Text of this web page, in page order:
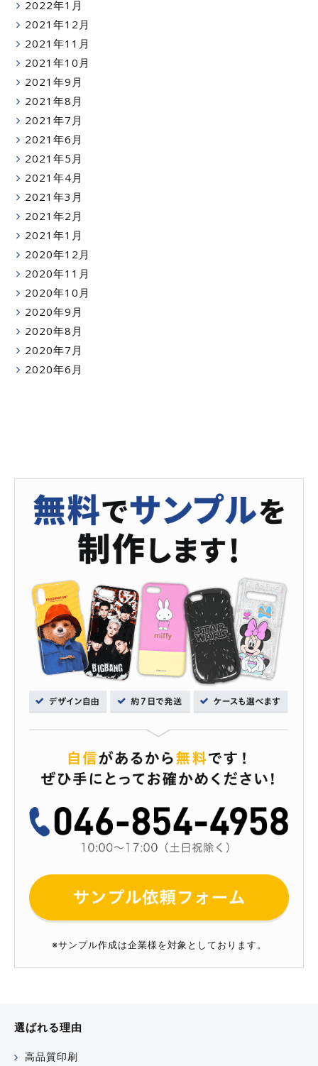
2022年1月
2021年12月
2021年11月
2021年10月
2021年9月
2021年8月
2021年7月
2021年6月
2021年5月
2021年4月
2021年3月
2021年2月
2021年1月
2020年12月
2020年11月
2020年10月
2020年9月
2020年8月
2020年7月
2020年6月
※サンプル作成は企業様を対象としております。
選ばれる理由
高品質印刷